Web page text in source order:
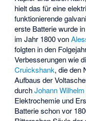
hielt das für eine
funktionierende
erste Batterie wurde
im Jahr 1800 von
folgten in den
Verbesserungen wie
Cruickshank, die den
Aufbaus der
durchJohann
Elektrochemie und
Batterie schon vor